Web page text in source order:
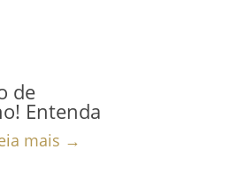
de
Entenda
mais →